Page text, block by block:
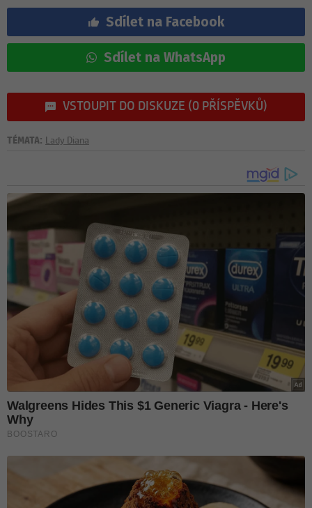
Sdílet na Facebook
Sdílet na WhatsApp
VSTOUPIT DO DISKUZE (0 PŘÍSPĚVKŮ)
TÉMATA: Lady Diana